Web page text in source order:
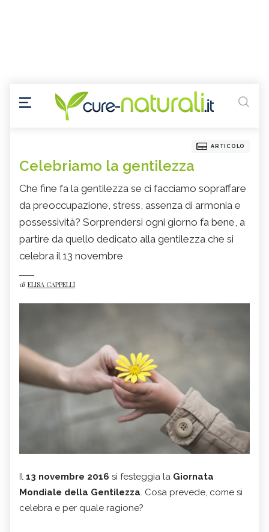
ARTICOLO
Celebriamo la gentilezza
Che fine fa la gentilezza se ci facciamo sopraffare
da preoccupazione, stress, assenza di armonia e
possessività? Sorprendersi ogni giorno fa bene, a
partire da quello dedicato alla gentilezza che si
celebra il 13 novembre
di ELISA CAPPELLI
Il 13 novembre 2016 si festeggia la Giornata
Mondiale della Gentilezza. Cosa prevede, come si
celebra e per quale ragione?